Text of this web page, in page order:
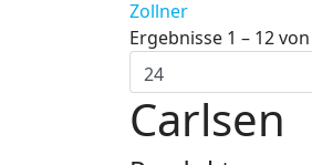
Zollner
Ergebnisse 1 – 12
Carlsen